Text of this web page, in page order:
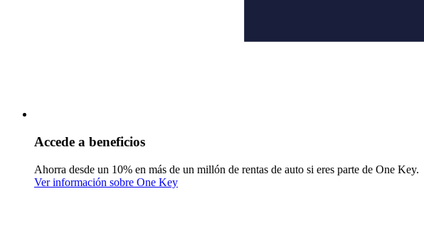
Accede a beneficios
Ahorra desde un 10% en más de un millón de rentas de auto si eres parte de One Key.
Ver información sobre One Key